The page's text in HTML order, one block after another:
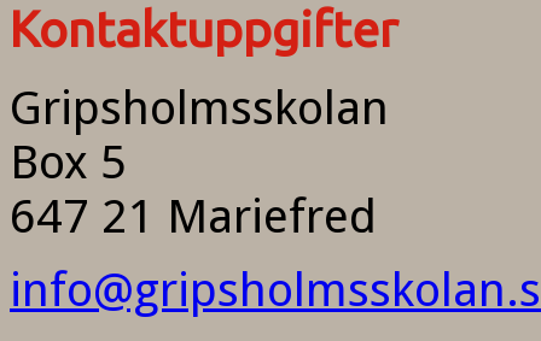
Kontaktuppgifter
Gripsholmsskolan
Box 5
647 21 Mariefred